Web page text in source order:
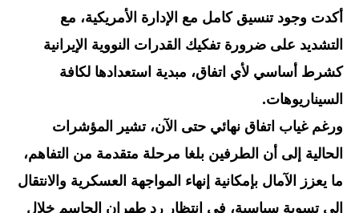
أكدت وجود تنسيق كامل مع الإدارة الأمريكية، مع
التشديد على ضرورة تفكيك القدرات النووية الإيرانية
كشرط أساسي لأي اتفاق، مبدية استعدادها لكافة
السيناريوهات.
ورغم غياب اتفاق نهائي حتى الآن، تشير المؤشرات
الحالية إلى أن الطرفين بلغا مرحلة متقدمة من التفاهم،
ما يعزز الآمال بإمكانية إنهاء المواجهة العسكرية والانتقال
إلى تسوية سياسية، في انتظار رد طهران الحاسم خلال